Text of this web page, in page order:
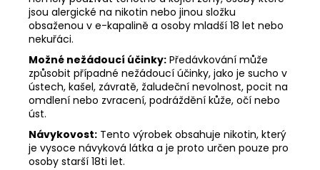
jsou alergické na nikotin nebo jinou složku
obsaženou v e-kapalině a osoby mladší 18 let nebo
nekuřáci.
Možné nežádoucí účinky: Předávkování může
způsobit případné nežádoucí účinky, jako je sucho v
ústech, kašel, závratě, žaludeční nevolnost, pocit na
omdlení nebo zvracení, podráždění kůže, očí nebo
úst.
Návykovost: Tento výrobek obsahuje nikotin, který
je vysoce návyková látka a je proto určen pouze pro
osoby starší 18ti let.